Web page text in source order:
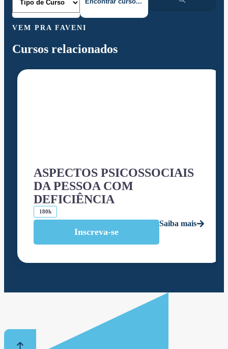
VEM PRA FAVENI
Cursos relacionados
ASPECTOS PSICOSSOCIAIS
DA PESSOA COM
DEFICIÊNCIA
180h
Inscreva-se
Saiba mais